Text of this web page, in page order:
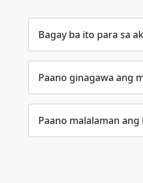
Bagay ba ito para sa
Paano ginagawa ang
Paano malalaman